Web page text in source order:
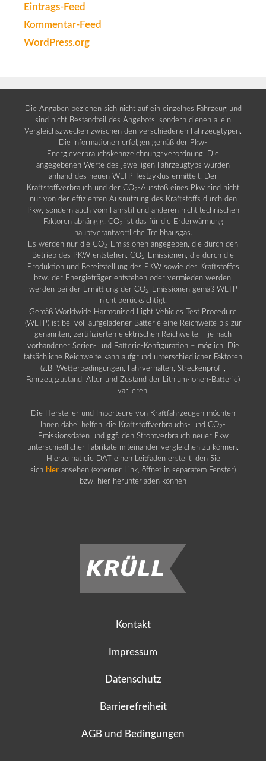
Eintrags-Feed
Kommentar-Feed
WordPress.org
Die Angaben beziehen sich nicht auf ein einzelnes Fahrzeug und
sind nicht Bestandteil des Angebots, sondern dienen allein
Vergleichszwecken zwischen den verschiedenen Fahrzeugtypen.
Die Informationen erfolgen gemäß der Pkw-
Energieverbrauchskennzeichnungsverordnung. Die
angegebenen Werte des jeweiligen Fahrzeugtyps wurden
anhand des neuen WLTP-Testzyklus ermittelt. Der
Kraftstoffverbrauch und der CO2 -Ausstoß eines Pkw sind nicht
nur von der effizienten Ausnutzung des Kraftstoffs durch den
Pkw, sondern auch vom Fahrstil und anderen nicht technischen
Faktoren abhängig. CO2 ist das für die Erderwärmung
hauptverantwortliche Treibhausgas.
Es werden nur die CO2 -Emissionen angegeben, die durch den
Betrieb des PKW entstehen. CO2 -Emissionen, die durch die
Produktion und Bereitstellung des PKW sowie des Kraftstoffes
bzw. der Energieträger entstehen oder vermieden werden,
werden bei der Ermittlung der CO2 -Emissionen gemäß WLTP
nicht berücksichtigt.
Gemäß Worldwide Harmonised Light Vehicles Test Procedure
(WLTP) ist bei voll aufgeladener Batterie eine Reichweite bis zur
genannten, zertifizierten elektrischen Reichweite – je nach
vorhandener Serien- und Batterie-Konfiguration – möglich. Die
tatsächliche Reichweite kann aufgrund unterschiedlicher Faktoren
(z.B. Wetterbedingungen, Fahrverhalten, Streckenprofil,
Fahrzeugzustand, Alter und Zustand der Lithium-Ionen-Batterie)
variieren.
Die Hersteller und Importeure von Kraftfahrzeugen möchten
Ihnen dabei helfen, die Kraftstoffverbrauchs- und CO2 -
Emissionsdaten und ggf. den Stromverbrauch neuer Pkw
unterschiedlicher Fabrikate miteinander vergleichen zu können.
Hierzu hat die DAT einen Leitfaden erstellt, den Sie
sich hier ansehen (externer Link, öffnet in separatem Fenster)
bzw. hier herunterladen können
Kontakt
Impressum
Datenschutz
Barrierefreiheit
AGB und Bedingungen